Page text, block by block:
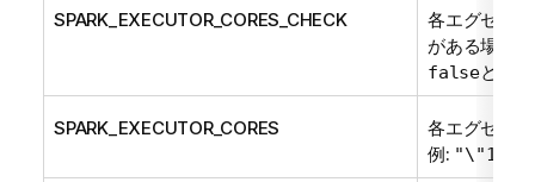
SPARK_EXECUTOR_CORES_CHECK
各エグゼキ
がある場合
falseと入
SPARK_EXECUTOR_CORES
各エグゼキ
例: "\"1\""